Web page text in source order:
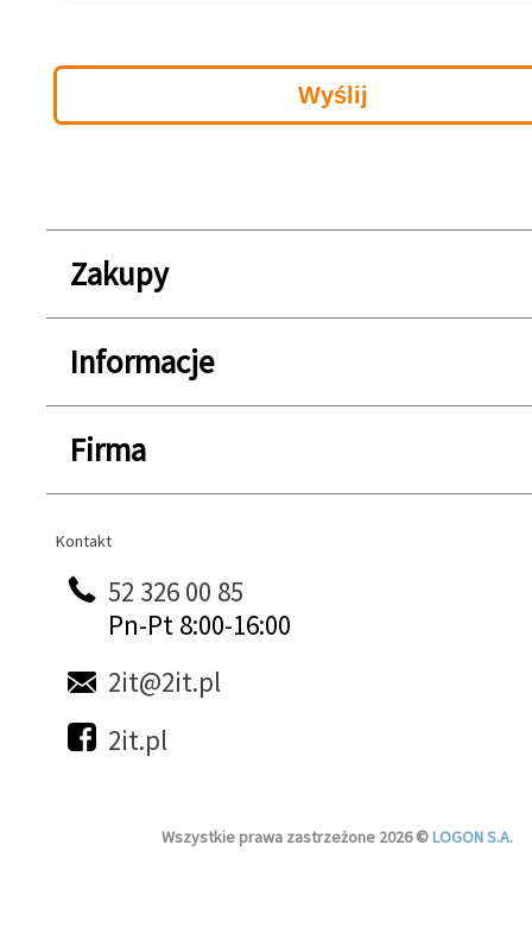
Zakupy
Informacje
Firma
Kontakt
Kontakt
52 326 00 85
Pn-Pt 8:00-16:00
2it@2it.pl
2it.pl
Wszystkie prawa zastrzeżone 2026 ©LOGON S.A.